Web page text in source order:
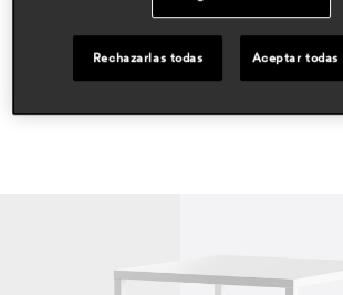
design lifestyle
Rechazarlas todas Aceptar todas